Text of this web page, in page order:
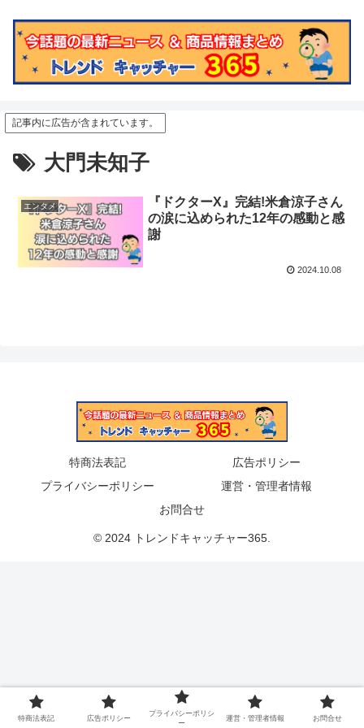
記事内に広告が含まれています。
大門未知子
エンタメ
『ドクターX』完結!米倉涼子さん
の涙に込められた12年の感動と感
謝
2024.10.08
特商法表記
広告ポリシー
プライバシーポリシー
運営・管理者情報
お問合せ
© 2024 トレンドキャッチャー365.
特商法表記 広告ポリシー
プライバシーポリシ
ー
運営・管理者情報 お問合せ